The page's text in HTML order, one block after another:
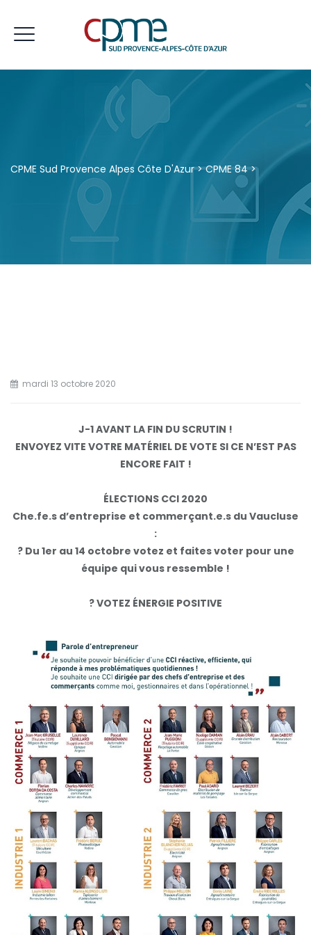
CPME Sud Provence Alpes Côte D'Azur>CPME 84>
mardi 13 octobre 2020
J-1 AVANT LA FIN DU SCRUTIN !
ENVOYEZ VITE VOTRE MATÉRIEL DE VOTE SI CE N’EST PAS
ENCORE FAIT !
ÉLECTIONS CCI 2020
Che.fe.s d’entreprise et commerçant.e.s du Vaucluse
:
? Du 1er au 14 octobre votez et faites voter pour une
équipe qui vous ressemble !
? VOTEZ ÉNERGIE POSITIVE